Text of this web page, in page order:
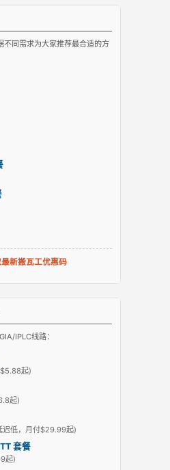
不同需求为大家推荐最合适的方
新搬瓦工优惠码
IPLC线路：
起)
起)
迟低，月付$29.99起)
套餐
起)